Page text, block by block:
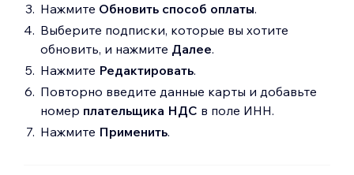
Нажмите Обновить способ оплаты.
Выберите подписки, которые вы хотите
обновить, и нажмите Далее.
Нажмите Редактировать.
Повторно введите данные карты и добавьте
номер плательщика НДС в поле ИНН.
Нажмите Применить.